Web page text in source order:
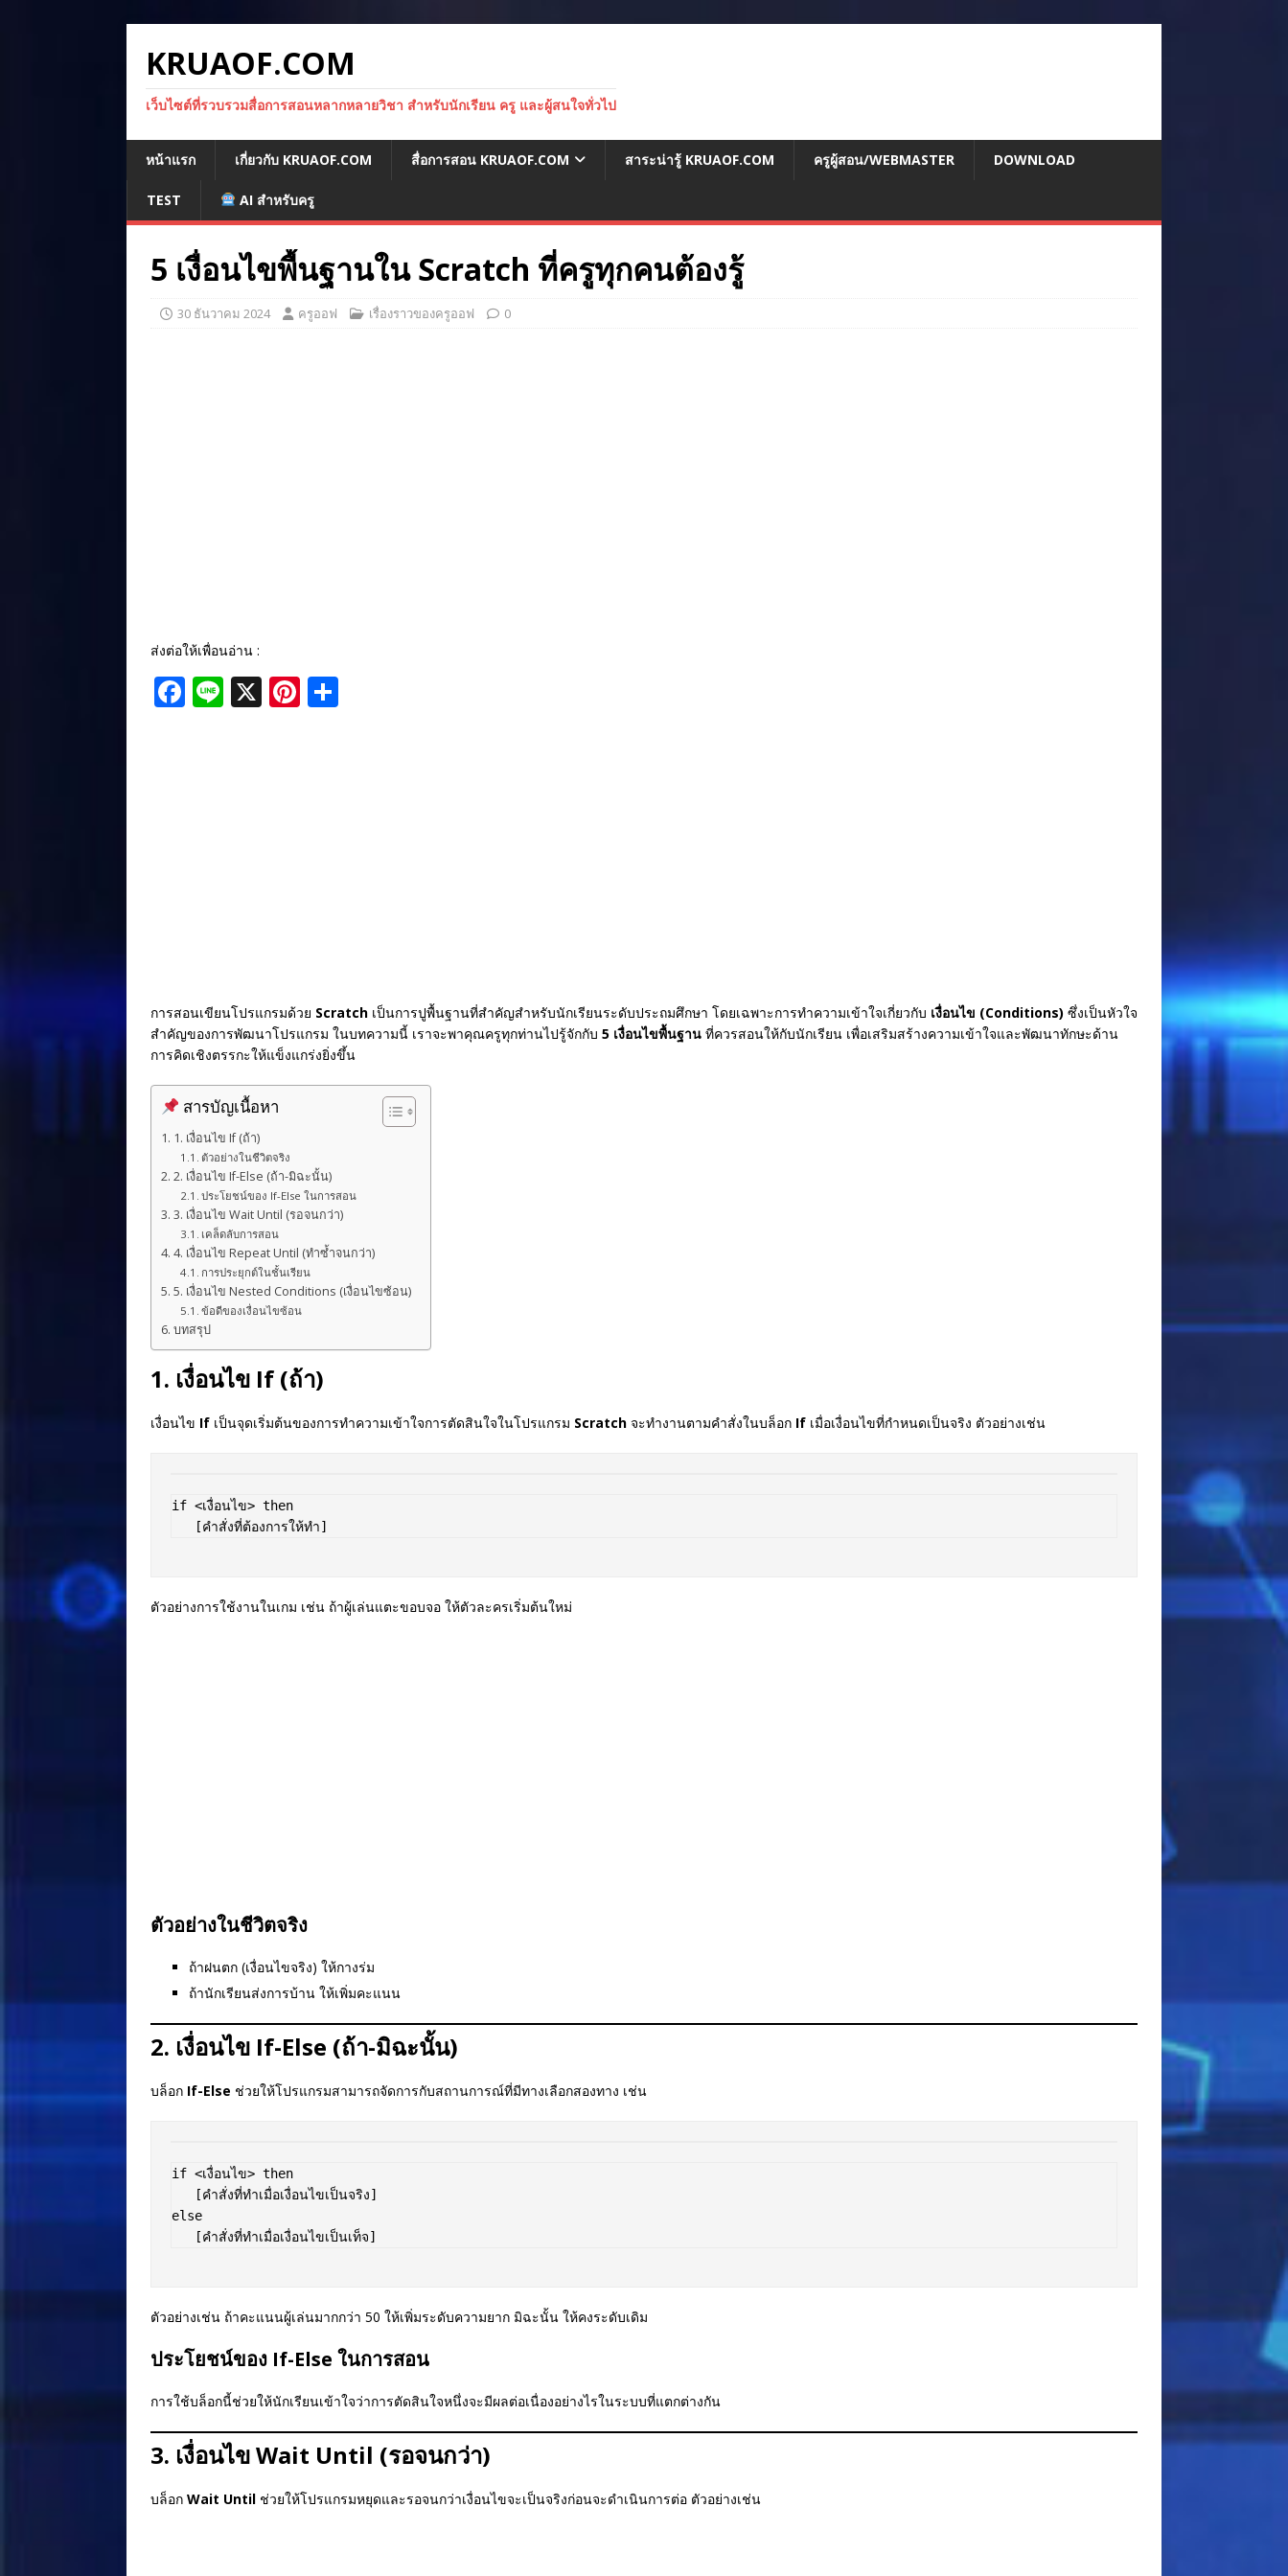
KRUAOF.COM
เว็บไซต์ที่รวบรวมสื่อการสอนหลากหลายวิชา สำหรับนักเรียน ครู และผู้สนใจทั่วไป
หน้าแรก เกี่ยวกับ KRUAOF.COM สื่อการสอน KRUAOF.COM สาระน่ารู้ KRUAOF.COM ครูผู้สอน/WEBMASTER DOWNLOAD
TEST AI สำหรับครู
5 เงื่อนไขพื้นฐานใน Scratch ที่ครูทุกคนต้องรู้
30 ธันวาคม 2024 ครูออฟ เรื่องราวของครูออฟ 0
ส่งต่อให้เพื่อนอ่าน :
F Li X Pi
การสอนเขียนโปรแกรมด้วย Scratch เป็นการปูพื้นฐานที่สำคัญสำหรับนักเรียนระดับประถมศึกษา โดยเฉพาะการทำความเข้าใจเกี่ยวกับ เงื่อนไข (Conditions) ซึ่งเป็นหัวใจ
สำคัญของการพัฒนาโปรแกรม ในบทความนี้ เราจะพาคุณครูทุกท่านไปรู้จักกับ 5 เงื่อนไขพื้นฐาน ที่ควรสอนให้กับนักเรียน เพื่อเสริมสร้างความเข้าใจและพัฒนาทักษะด้าน
การคิดเชิงตรรกะให้แข็งแกร่งยิ่งขึ้น
สารบัญเนื้อหา
1. เงื่อนไข If (ถ้า)
ตัวอย่างในชีวิตจริง
2. เงื่อนไข If-Else (ถ้า-มิฉะนั้น)
ประโยชน์ของ If-Else ในการสอน
3. เงื่อนไข Wait Until (รอจนกว่า)
เคล็ดลับการสอน
4. เงื่อนไข Repeat Until (ทำซ้ำจนกว่า)
การประยุกต์ในชั้นเรียน
5. เงื่อนไข Nested Conditions (เงื่อนไขซ้อน)
ข้อดีของเงื่อนไขซ้อน
บทสรุป
1. เงื่อนไข If (ถ้า)
เงื่อนไข If เป็นจุดเริ่มต้นของการทำความเข้าใจการตัดสินใจในโปรแกรม Scratch จะทำงานตามคำสั่งในบล็อก If เมื่อเงื่อนไขที่กำหนดเป็นจริง ตัวอย่างเช่น
if <เงื่อนไข> then
ตัวอย่างการใช้งานในเกม เช่น ถ้าผู้เล่นแตะขอบจอ ให้ตัวละครเริ่มต้นใหม่
ตัวอย่างในชีวิตจริง
ถ้าฝนตก (เงื่อนไขจริง) ให้กางร่ม
ถ้านักเรียนส่งการบ้าน ให้เพิ่มคะแนน
2. เงื่อนไข If-Else (ถ้า-มิฉะนั้น)
บล็อก If-Else ช่วยให้โปรแกรมสามารถจัดการกับสถานการณ์ที่มีทางเลือกสองทาง เช่น
if <เงื่อนไข> then
else
ตัวอย่างเช่น ถ้าคะแนนผู้เล่นมากกว่า 50 ให้เพิ่มระดับความยาก มิฉะนั้น ให้คงระดับเดิม
ประโยชน์ของ If-Else ในการสอน
การใช้บล็อกนี้ช่วยให้นักเรียนเข้าใจว่าการตัดสินใจหนึ่งจะมีผลต่อเนื่องอย่างไรในระบบที่แตกต่างกัน
3. เงื่อนไข Wait Until (รอจนกว่า)
บล็อก Wait Until ช่วยให้โปรแกรมหยุดและรอจนกว่าเงื่อนไขจะเป็นจริงก่อนจะดำเนินการต่อ ตัวอย่างเช่น